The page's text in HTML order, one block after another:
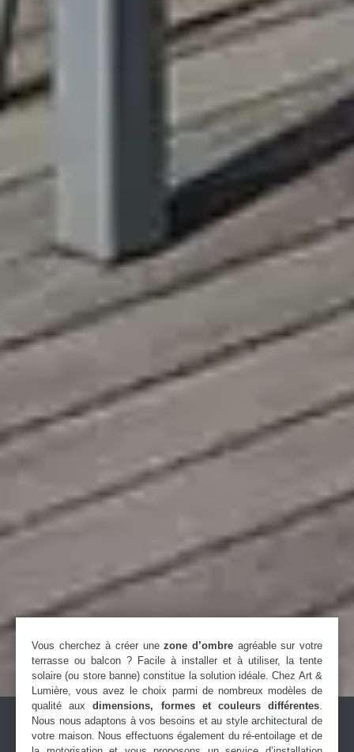
Vous cherchez à créer unezone d’ombre agréable sur votre
terrasse ou balcon ? Facile à installer et à utiliser, la tente
solaire (ou store banne) constitue la solution idéale. Chez Art &
Lumière, vous avez le choix parmi de nombreux modèles de
qualité auxdimensions, formes et couleurs différentes
Nous nous adaptons à vos besoins et au style architectural de
votre maison. Nous effectuons également du ré-entoilage et de